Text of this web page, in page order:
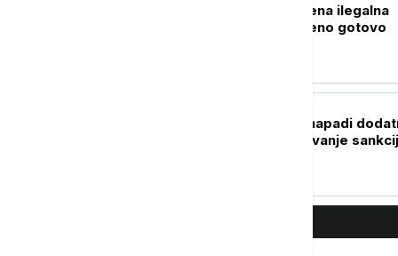
Kod Drniša otkrivena ilegalna
pršutana: Zaplenjeno gotovo
Kalas: Novi ruski napadi
razlog za pooštravanje